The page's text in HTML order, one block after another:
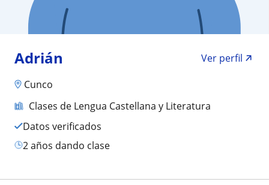
Adrián
Ver perfil
Cunco
Clases de Lengua Castellana y Literatura
Datos verificados
2 años dando clase